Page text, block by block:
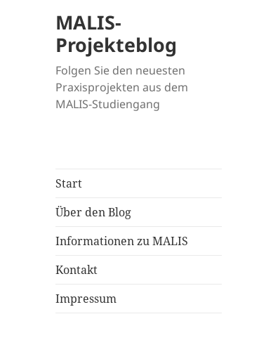
MALIS-
Projekteblog
Folgen Sie den neuesten
Praxisprojekten aus dem
MALIS-Studiengang
Start
Über den Blog
Informationen zu MALIS
Kontakt
Impressum